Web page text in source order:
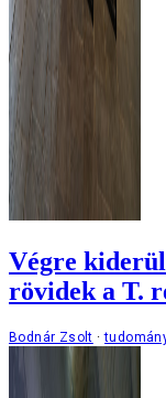
Végre
rövidek a T.
Bodnár Zsolt